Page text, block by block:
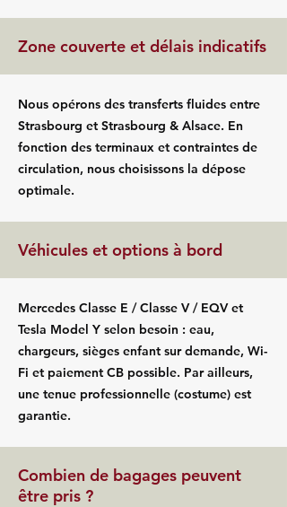
Zone couverte et délais indicatifs
Nous opérons des transferts fluides entre
Strasbourg et Strasbourg & Alsace. En
fonction des terminaux et contraintes de
circulation, nous choisissons la dépose
optimale.
Véhicules et options à bord
Mercedes Classe E / Classe V / EQV et
Tesla Model Y selon besoin : eau,
chargeurs, sièges enfant sur demande, Wi-
Fi et paiement CB possible. Par ailleurs,
une tenue professionnelle (costume) est
garantie.
Combien de bagages peuvent
être pris ?